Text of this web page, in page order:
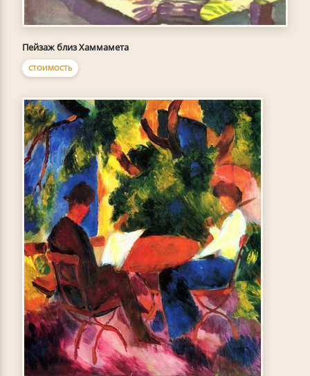
Пейзаж близ Хаммамета
СТОИМОСТЬ